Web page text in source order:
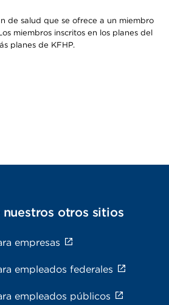
de salud que se ofrece a un miembro
miembros inscritos en los planes del
planes de KFHP.
otros sitios
empresas
empleados federales
empleados públicos